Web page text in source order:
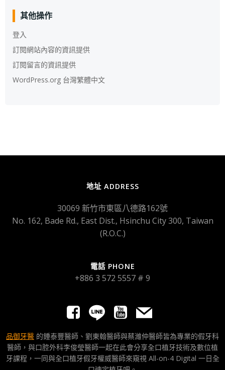
其他操作
登入
訂閱網站內容的資訊提供
訂閱留言的資訊提供
WordPress.org 台灣繁體中文
地址 ADDRESS
30069 新竹市東區八德路162號
No. 162, Bade Rd., East Dist., Hsinchu City 300, Taiwan
(R.O.C.)
電話 PHONE
+886 3 572 5557 # 9
品御牙醫 的鍾泰豐醫師、劉東翰醫師與蔡濰仲醫師皆為專業的假牙科
醫師，與口腔外科李俊瑩醫師一起在此會分享全口植牙技術及數位植
牙課程，一同與全口植牙假牙權威醫師來窺視 All-on-4 Digital 一日全